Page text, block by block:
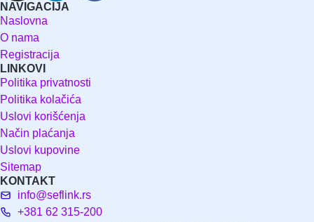
NAVIGACIJA
Naslovna
O nama
Registracija
LINKOVI
Politika privatnosti
Politika kolačića
Uslovi korišćenja
Način plaćanja
Uslovi kupovine
Sitemap
KONTAKT
info@seflink.rs
+381 62 315-200